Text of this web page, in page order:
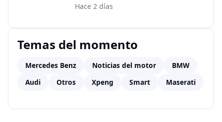
Hace 2 días
Temas del momento
Mercedes Benz Noticias del motor
BMW
Audi
Otros Xpeng Smart Maserati